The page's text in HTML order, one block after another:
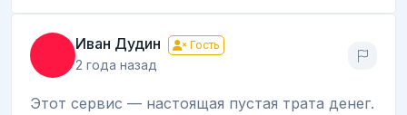
Иван Дудин Гость
2 года назад
Этот сервис — настоящая пустая трата денег.